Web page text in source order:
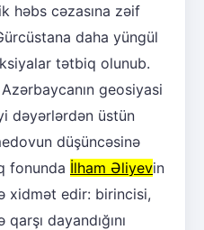
həbs cəzasına zəif
daha yüngül
tətbiq olunub.
geosiyasi
dəyərlərdən üstün
düşüncəsinə
fonunda İlham Əliyevin
xidmət edir: birincisi,
dayandığını